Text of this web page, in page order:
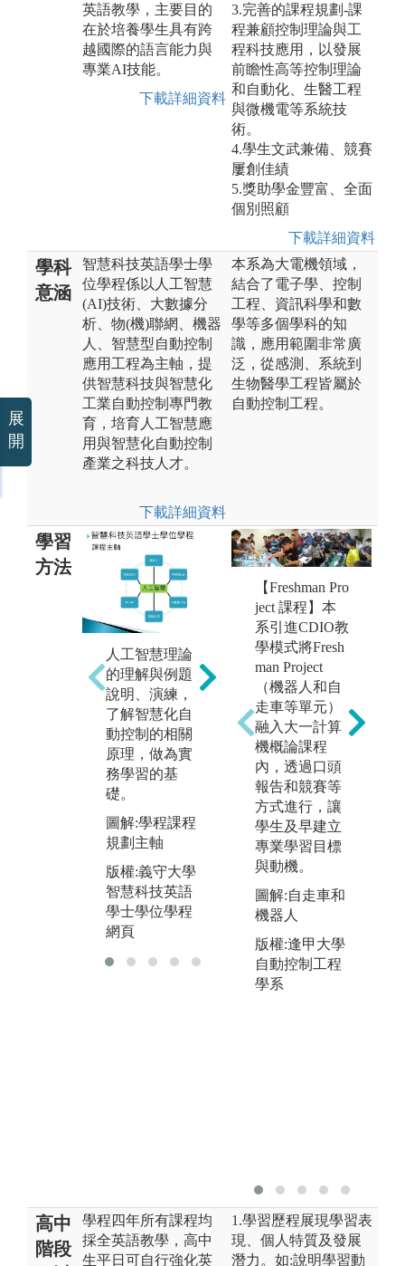
英語教學，主要目的
在於培養學生具有跨
越國際的語言能力與
專業AI技能。
下載詳細資料
3.完善的課程規劃-課
程兼顧控制理論與工
程科技應用，以發展
前瞻性高等控制理論
和自動化、生醫工程
與微機電等系統技
術。
4.學生文武兼備、競賽
屢創佳績
5.獎助學金豐富、全面
個別照顧
下載詳細資料
學科
意涵
智慧科技英語學士學
位學程係以人工智慧
(AI)技術、大數據分
析、物(機)聯網、機器
人、智慧型自動控制
應用工程為主軸，提
供智慧科技與智慧化
工業自動控制專門教
育，培育人工智慧應
用與智慧化自動控制
產業之科技人才。
下載詳細資料
本系為大電機領域，
結合了電子學、控制
工程、資訊科學和數
學等多個學科的知
識，應用範圍非常廣
泛，從感測、系統到
生物醫學工程皆屬於
自動控制工程。
學習
方法
人工智慧理論
的理解與例題
說明、演練，
了解智慧化自
動控制的相關
原理，做為實
務學習的基
礎。
圖解:學程課程
規劃主軸
版權:義守大學
智慧科技英語
學士學位學程
網頁
AI技術之實驗
操作與結果分
析，驗證課程
所學原理。
圖解:學生實驗
操作圖片
版權:義守大學
智慧科技英語
學士學位學程
【Freshman Pro
ject 課程】本
系引進CDIO教
學模式將Fresh
man Project
（機器人和自
走車等單元）
融入大一計算
機概論課程
內，透過口頭
報告和競賽等
方式進行，讓
學生及早建立
專業學習目標
與動機。
圖解:自走車和
機器人
版權:逢甲大學
自動控制工程
學系
高中
階段
學程四年所有課程均
採全英語教學，高中
生平日可自行強化英
1.學習歷程展現學習表
現、個人特質及發展
潛力。如:說明學習動
展
開